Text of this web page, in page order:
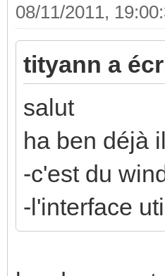
08/11/2011,
tityann a
salut
ha ben déjà
-c'est du
-l'interface